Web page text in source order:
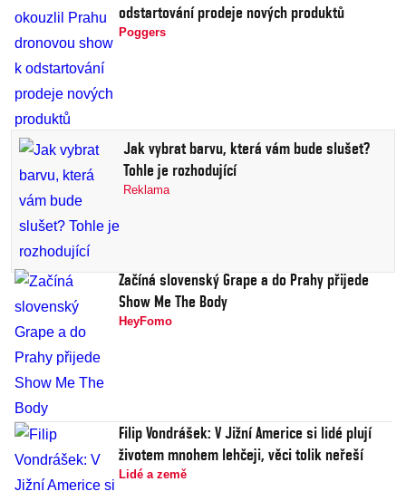
odstartování prodeje nových produktů
Poggers
Jak vybrat barvu, která vám bude slušet?
Tohle je rozhodující
Reklama
Začíná slovenský Grape a do Prahy přijede
Show Me The Body
HeyFomo
Filip Vondrášek: V Jižní Americe si lidé plují
životem mnohem lehčeji, věci tolik neřeší
Lidé a země